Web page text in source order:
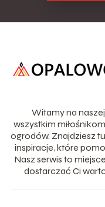
Witamy na
wszystkim
ogrodów. Znajdziesz
inspiracje, które
Nasz serwis to
dostarczać Ci